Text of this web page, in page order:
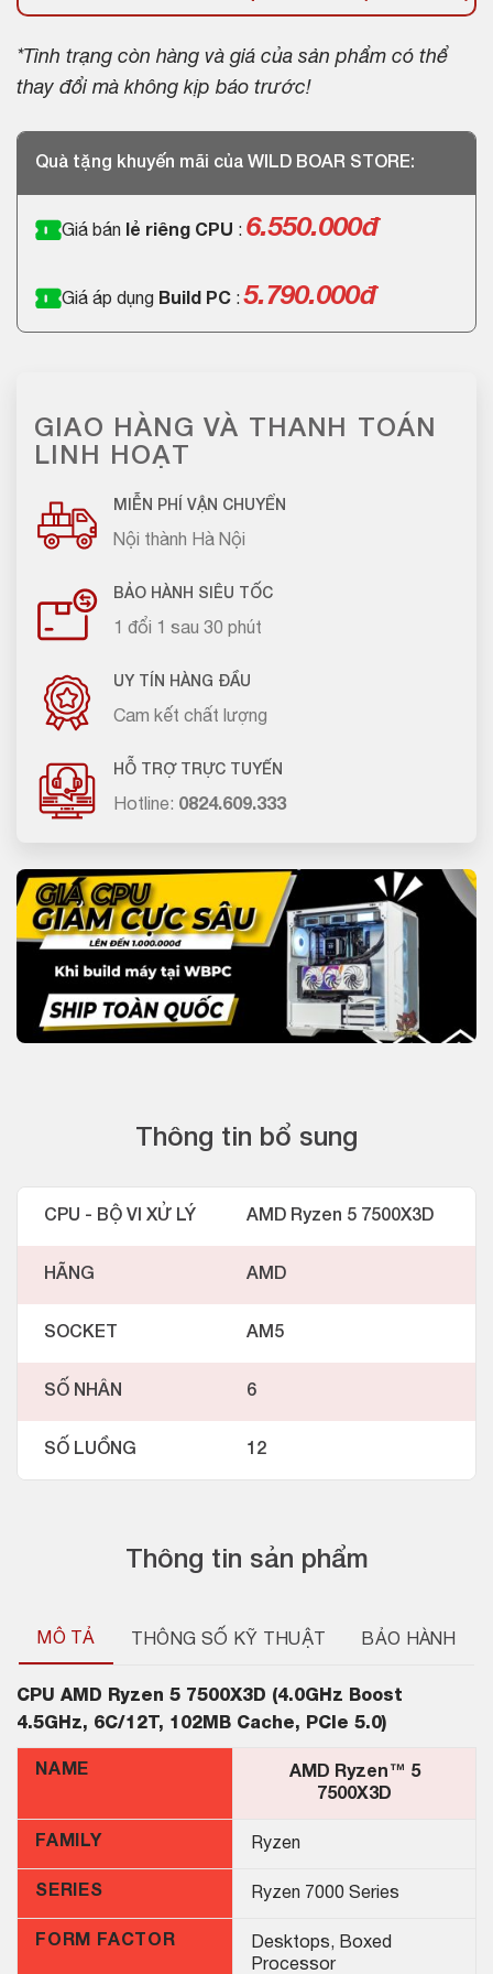
*Tình trạng còn hàng và giá của sản phẩm có thể
thay đổi mà không kịp báo trước!
Quà tặng khuyến mãi của WILD BOAR STORE:
Giá bán lẻ riêng CPU : 6.550.000đ
Giá áp dụng Build PC : 5.790.000đ
GIAO HÀNG VÀ THANH TOÁN
LINH HOẠT
MIỄN PHÍ VẬN CHUYỂN
Nội thành Hà Nội
BẢO HÀNH SIÊU TỐC
1 đổi 1 sau 30 phút
UY TÍN HÀNG ĐẦU
Cam kết chất lượng
HỖ TRỢ TRỰC TUYẾN
Hotline: 0824.609.333
Thông tin sản phẩm
MÔ TẢ THÔNG SỐ KỸ THUẬT BẢO HÀNH
CPU AMD Ryzen 5 7500X3D (4.0GHz Boost
4.5GHz, 6C/12T, 102MB Cache, PCIe 5.0)
NAME
AMD Ryzen™ 5
7500X3D
FAMILY Ryzen
SERIES Ryzen 7000 Series
FORM FACTOR
Desktops, Boxed
Processor
Thông tin bổ sung
CPU - BỘ VI XỬ LÝ AMD Ryzen 5 7500X3D
HÃNG AMD
SOCKET AM5
SỐ NHÂN 6
SỐ LUỒNG 12